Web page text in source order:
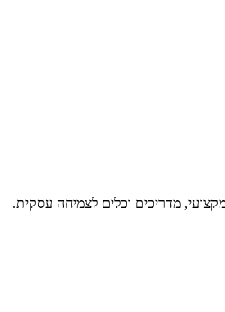
מדריכים וכלים לצמיחה עסקית.